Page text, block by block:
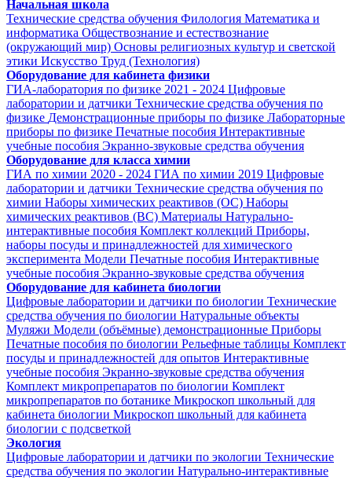
Начальная школа
Технические средства обучения Филология Математика и
информатика Обществознание и естествознание
(окружающий мир) Основы религиозных культур и светской
этики Искусство Труд (Технология)
Оборудование для кабинета физики
ГИА-лаборатория по физике 2021 - 2024 Цифровые
лаборатории и датчики Технические средства обучения по
физике Демонстрационные приборы по физике Лабораторные
приборы по физике Печатные пособия Интерактивные
учебные пособия Экранно-звуковые средства обучения
Оборудование для класса химии
ГИА по химии 2020 - 2024 ГИА по химии 2019 Цифровые
лаборатории и датчики Технические средства обучения по
химии Наборы химических реактивов (ОС) Наборы
химических реактивов (ВС) Материалы Натурально-
интерактивные пособия Комплект коллекций Приборы,
наборы посуды и принадлежностей для химического
эксперимента Модели Печатные пособия Интерактивные
учебные пособия Экранно-звуковые средства обучения
Оборудование для кабинета биологии
Цифровые лаборатории и датчики по биологии Технические
средства обучения по биологии Натуральные объекты
Муляжи Модели (объёмные) демонстрационные Приборы
Печатные пособия по биологии Рельефные таблицы Комплект
посуды и принадлежностей для опытов Интерактивные
учебные пособия Экранно-звуковые средства обучения
Комплект микропрепаратов по биологии Комплект
микропрепаратов по ботанике Микроскоп школьный для
кабинета биологии Микроскоп школьный для кабинета
биологии с подсветкой
Экология
Цифровые лаборатории и датчики по экологии Технические
средства обучения по экологии Натурально-интерактивные